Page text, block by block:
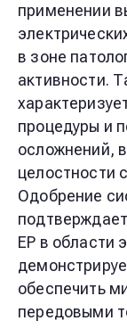
применении
в зоне
активности.
процедуры и
осложнений,
целостности
Одобрение
EP в области
обеспечить
передовыми